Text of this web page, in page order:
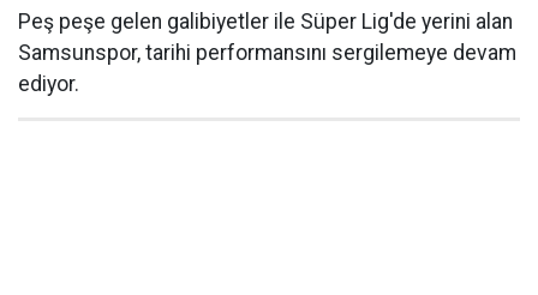
Peş peşe gelen galibiyetler ile Süper Lig'de yerini alan
Samsunspor, tarihi performansını sergilemeye devam
ediyor.